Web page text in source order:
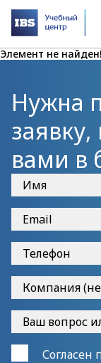
Элемент не найден!
Нужна
вами в
Согласен